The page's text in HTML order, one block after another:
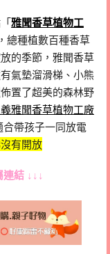
雅聞香草植物工
總種植數百種香草
的季節，雅聞香草
氣墊溜滑梯、小熊
置了超美的森林野
雅聞香草植物工廠
帶孩子一同放電
有開放
連結 ↓↓↓